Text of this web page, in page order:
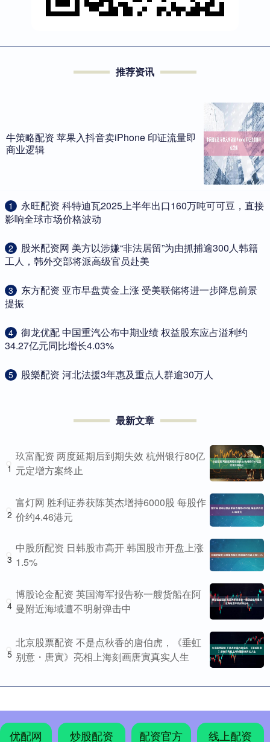
推荐资讯
牛策略配资 苹果入抖音卖iPhone 印证流量即
商业逻辑
1
​永旺配资 科特迪瓦2025上半年出口160万吨可可豆，直接
影响全球市场价格波动
2
​股米配资网 美方以涉嫌“非法居留”为由抓捕逾300人韩籍
工人，韩外交部将派高级官员赴美
3
​东方配资 亚市早盘黄金上涨 受美联储将进一步降息前景
提振
4
​御龙优配 中国重汽公布中期业绩 权益股东应占溢利约
34.27亿元同比增长4.03%
5 ​股樂配资 河北法援3年惠及重点人群逾30万人
最新文章
1
玖富配资 两度延期后到期失效 杭州银行80亿
元定增方案终止
2
富灯网 胜利证券获陈英杰增持6000股 每股作
价约4.46港元
3
中股所配资 日韩股市高开 韩国股市开盘上涨
1.5%
4
博股论金配资 英国海军报告称一艘货船在阿
曼附近海域遭不明射弹击中
5
北京股票配资 不是点秋香的唐伯虎，《垂虹
别意・唐寅》亮相上海刻画唐寅真实人生
优配网 炒股配资 配资官方 线上配资